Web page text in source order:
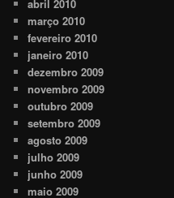
abril 2010
março 2010
fevereiro 2010
janeiro 2010
dezembro 2009
novembro 2009
outubro 2009
setembro 2009
agosto 2009
julho 2009
junho 2009
maio 2009